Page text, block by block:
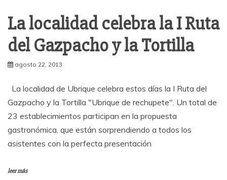
La localidad celebra la I Ruta
del Gazpacho y la Tortilla
agosto 22, 2013
La localidad de Ubrique celebra estos días la I Ruta del
Gazpacho y la Tortilla "Ubrique de rechupete". Un total de
23 establecimientos participan en la propuesta
gastronómica, que están sorprendiendo a todos los
asistentes con la perfecta presentación
leer más